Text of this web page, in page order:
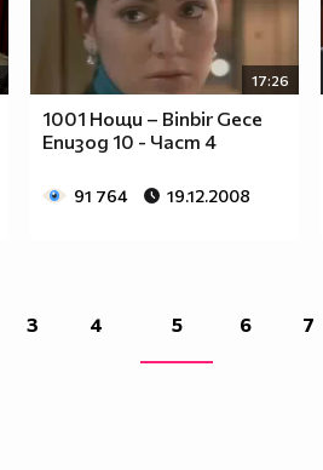
17:26
1001 Нощи – Binbir Gece
Епизод 10 - Част 4
91 764 19.12.2008
3 4 5 6 7